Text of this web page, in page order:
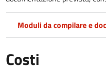
Moduli da compilare e
Costi